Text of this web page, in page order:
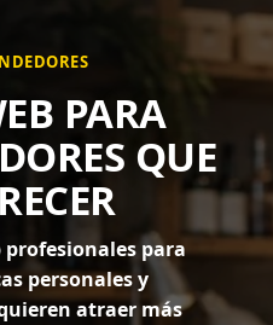
PARA
QUE
profesionales para
personales y
atraer más